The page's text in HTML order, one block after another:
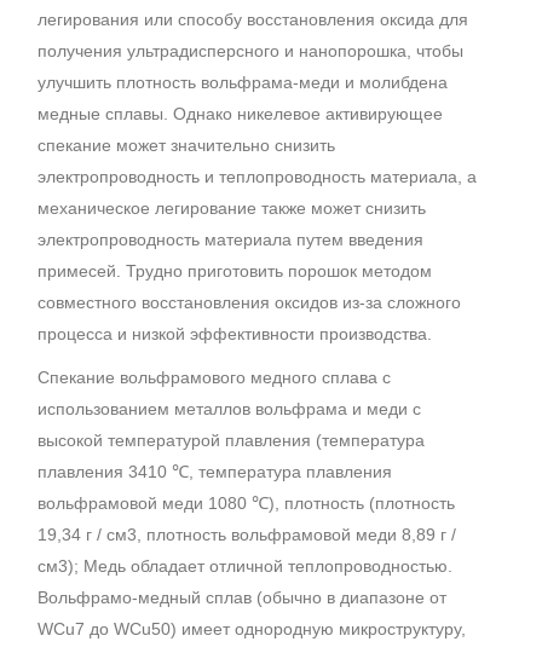
легирования или способу восстановления оксида для
получения ультрадисперсного и нанопорошка, чтобы
улучшить плотность вольфрама-меди и молибдена
медные сплавы. Однако никелевое активирующее
спекание может значительно снизить
электропроводность и теплопроводность материала, а
механическое легирование также может снизить
электропроводность материала путем введения
примесей. Трудно приготовить порошок методом
совместного восстановления оксидов из-за сложного
процесса и низкой эффективности производства.
Спекание вольфрамового медного сплава с
использованием металлов вольфрама и меди с
высокой температурой плавления (температура
плавления 3410 ℃, температура плавления
вольфрамовой меди 1080 ℃), плотность (плотность
19,34 г / см3, плотность вольфрамовой меди 8,89 г /
см3); Медь обладает отличной теплопроводностью.
Вольфрамо-медный сплав (обычно в диапазоне от
WCu7 до WCu50) имеет однородную микроструктуру,